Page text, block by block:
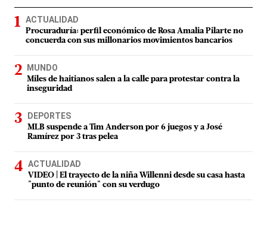
ACTUALIDAD
Procuraduría: perfil económico de Rosa Amalia Pilarte no
concuerda con sus millonarios movimientos bancarios
MUNDO
Miles de haitianos salen a la calle para protestar contra la
inseguridad
DEPORTES
MLB suspende a Tim Anderson por 6 juegos y a José
Ramírez por 3 tras pelea
ACTUALIDAD
VIDEO | El trayecto de la niña Willenni desde su casa hasta
"punto de reunión" con su verdugo